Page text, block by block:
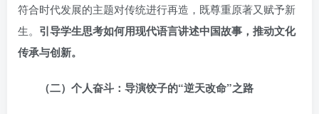
符合时代发展的主题对传统进行再造，既尊重原著又赋予新
生。 引导学生思考如何用现代语言讲述中国故事，推动文化
传承与创新。
（二）个人奋斗：导演饺子的“逆天改命”之路